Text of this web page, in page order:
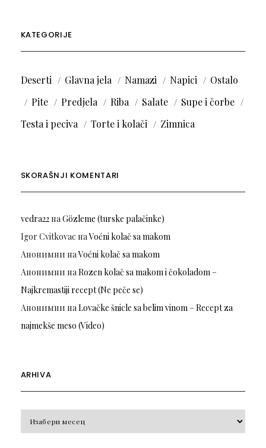
KATEGORIJE
Deserti Glavna jela Namazi Napici
Ostalo
Pite
Predjela Riba Salate
Supe i čorbe
Testa i peciva
Torte i kolači Zimnica
SKORAŠNJI KOMENTARI
vedra22наGözleme (turske palačinke)
Igor Cvitkovac наVoćni kolač sa makom
Анонимни наVoćni kolač sa makom
Анонимни наRozen kolač sa makom i čokoladom –
Najkremastiji recept (Ne peče se)
Анонимни наLovačke šnicle sa belim vinom – Recept za
najmekše meso (Video)
ARHIVA